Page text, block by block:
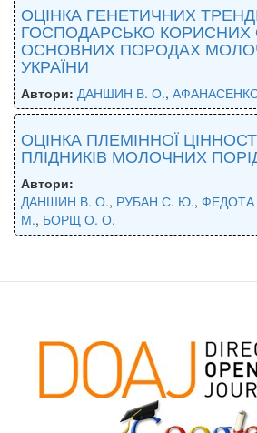
ОЦІНКА ГЕНЕТИЧНИХ
ГОСПОДАРСЬКО КОРИСНИХ
ОСНОВНИХ ПОРОДАХ
УКРАЇНИ
Автори: ДАНШИН В. О.,
ОЦІНКА ПЛЕМІННОЇ
ПЛІДНИКІВ МОЛОЧНИХ
Автори:
ДАНШИН В. О., РУБАН С. Ю.,
М., БОРЩ О. О.